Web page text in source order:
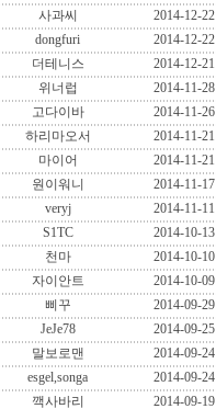
사과씨 2014-12-22
dongfuri 2014-12-22
더테니스 2014-12-21
위너럽 2014-11-28
고다이바 2014-11-26
하리마오서 2014-11-21
마이어 2014-11-21
원이워니 2014-11-17
veryj 2014-11-11
S1TC 2014-10-13
천마 2014-10-10
자이안트 2014-10-09
삐꾸 2014-09-29
JeJe78 2014-09-25
말보로맨 2014-09-24
esgel,songa 2014-09-24
깩사바리 2014-09-19